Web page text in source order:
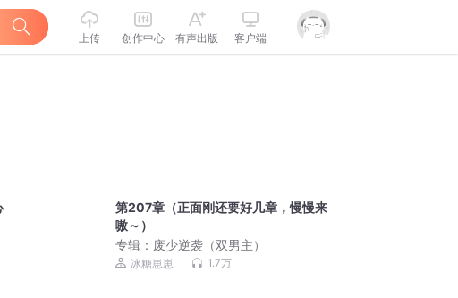
上传 创作中心 有声出版 客户端
第207章（正面刚还要好几章，慢慢来
嗷～）
专辑： 废少逆袭（双男主）
冰糖崽崽 1.7万